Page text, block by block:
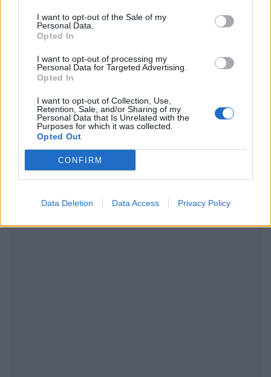
I want to opt-out of the Sale of my
Personal Data.
Opted In
I want to opt-out of processing my
Personal Data for Targeted Advertising.
Opted In
I want to opt-out of Collection, Use,
Retention, Sale, and/or Sharing of my
Personal Data that Is Unrelated with the
Purposes for which it was collected.
Opted Out
CONFIRM
Data Deletion Data Access Privacy Policy
Ακολουθήστε το Pink.gr στοGoogle Newsκαι
μάθετε πρώτοιτα πιο hot νέα
Ακολουθήστε το Pink.gr και στο
Instagram